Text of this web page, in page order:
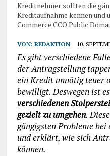
Kreditnehmer sollten die
Kreditaufnahme kennen und
Commerce CCO Public
VON: REDAKTION 10.
Es gibt verschiedene
der Antragstellung
ein Kredit unnötig teuer
bewilligt. Deswegen ist
verschiedenen
gezielt zu umgehen.
gängigsten Probleme
und erklärt, wie sich
können.